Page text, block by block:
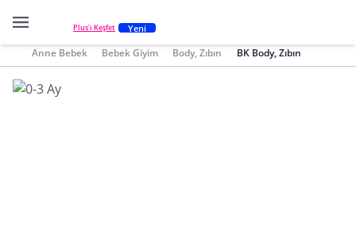
Plus'ı Keşfet Yeni
Anne Bebek Bebek Giyim Body, Zıbın BK Body, Zıbın